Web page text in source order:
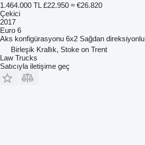
1.464.000 TL £22.950 ≈ €26.820
Çekici
2017
Euro 6
Aks konfigürasyonu 6x2 Sağdan direksiyonlu
Birleşik Krallık, Stoke on Trent
Law Trucks
Satıcıyla iletişime geç